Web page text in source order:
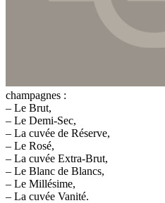
champagnes :
– Le Brut,
– Le Demi-Sec,
– La cuvée de Réserve,
– Le Rosé,
– La cuvée Extra-Brut,
– Le Blanc de Blancs,
– Le Millésime,
– La cuvée Vanité.